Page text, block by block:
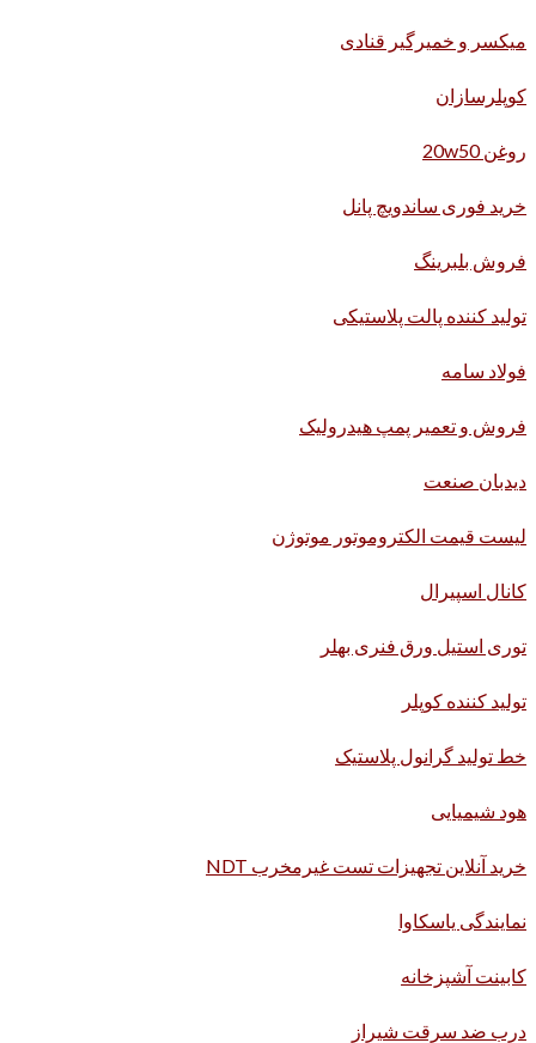
میکسر و خمیرگیر قنادی
کوپلرسازان
روغن 20w50
خرید فوری ساندویچ پانل
فروش بلبرینگ
تولید کننده پالت پلاستیکی
فولاد سامه
فروش و تعمیر پمپ هیدرولیک
دیدبان صنعت
لیست قیمت الکتروموتور موتوژن
کانال اسپیرال
توری استیل ورق فنری بهلر
تولید کننده کوپلر
خط تولید گرانول پلاستیک
هود شیمیایی
خرید آنلاین تجهیزات تست غیرمخرب NDT
نمایندگی یاسکاوا
کابینت آشپزخانه
درب ضد سرقت شیراز